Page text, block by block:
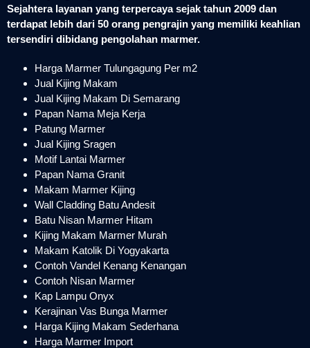
Sejahtera layanan yang terpercaya sejak tahun 2009 dan
terdapat lebih dari 50 orang pengrajin yang memiliki keahlian
tersendiri dibidang pengolahan marmer.
Harga Marmer Tulungagung Per m2
Jual Kijing Makam
Jual Kijing Makam Di Semarang
Papan Nama Meja Kerja
Patung Marmer
Jual Kijing Sragen
Motif Lantai Marmer
Papan Nama Granit
Makam Marmer Kijing
Wall Cladding Batu Andesit
Batu Nisan Marmer Hitam
Kijing Makam Marmer Murah
Makam Katolik Di Yogyakarta
Contoh Vandel Kenang Kenangan
Contoh Nisan Marmer
Kap Lampu Onyx
Kerajinan Vas Bunga Marmer
Harga Kijing Makam Sederhana
Harga Marmer Import